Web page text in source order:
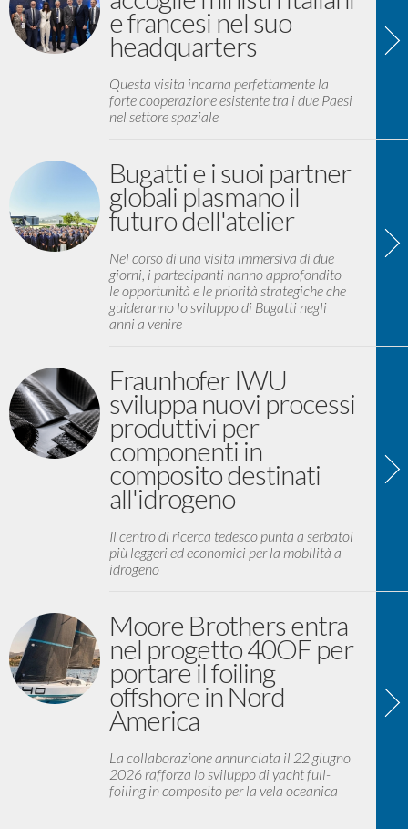
e francesi nel suo
headquarters
Questa visita incarna perfettamente la
forte cooperazione esistente tra i due Paesi
nel settore spaziale
Bugatti e i suoi partner
globali plasmano il
futuro dell'atelier
Nel corso di una visita immersiva di due
giorni, i partecipanti hanno approfondito
le opportunità e le priorità strategiche che
guideranno lo sviluppo di Bugatti negli
anni a venire
Fraunhofer IWU
sviluppa nuovi processi
produttivi per
componenti in
composito destinati
all'idrogeno
Il centro di ricerca tedesco punta a serbatoi
più leggeri ed economici per la mobilità a
idrogeno
Moore Brothers entra
nel progetto 40OF per
portare il foiling
offshore in Nord
America
La collaborazione annunciata il 22 giugno
2026 rafforza lo sviluppo di yacht full-
foiling in composito per la vela oceanica